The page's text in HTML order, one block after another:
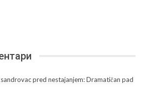
pred nestajanjem: Dramatičan pad